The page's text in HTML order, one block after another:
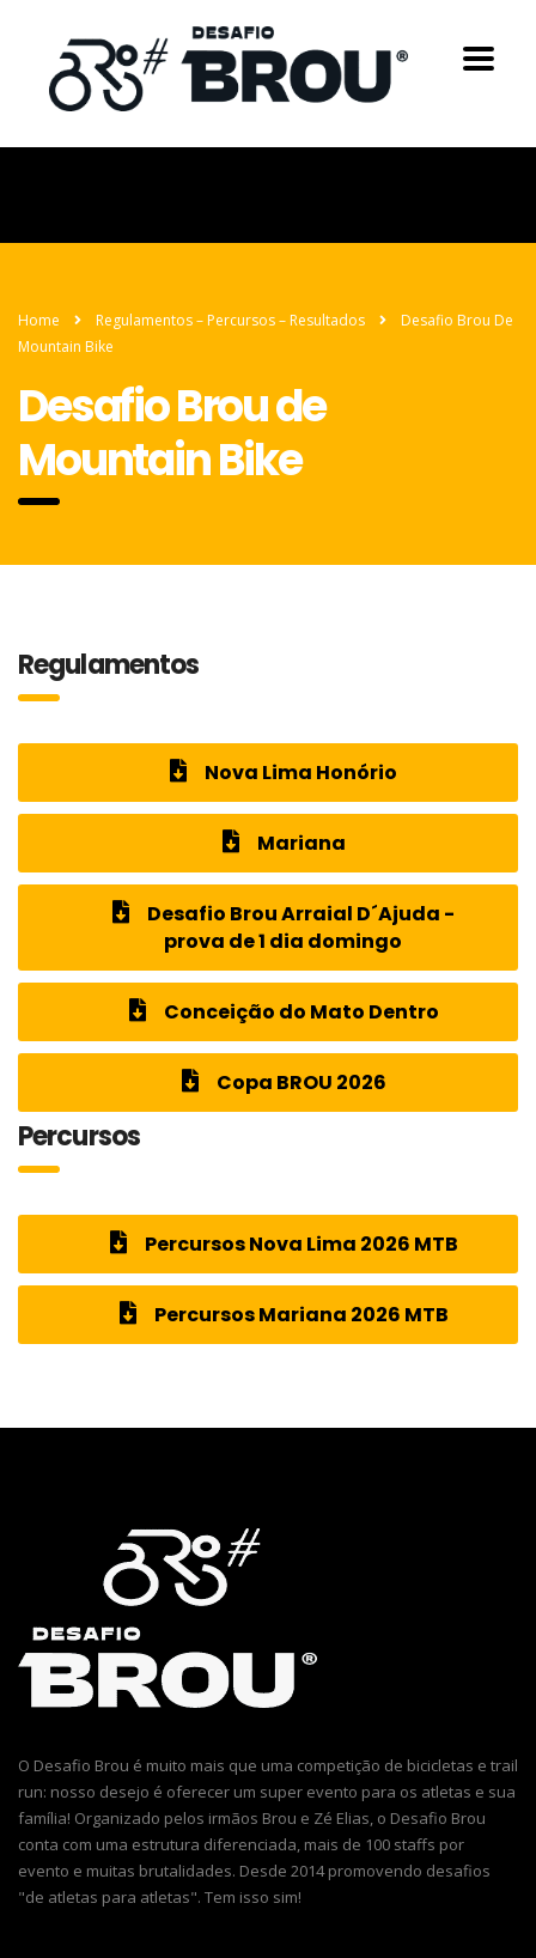
Home Regulamentos – Percursos – Resultados
Desafio Brou De
Mountain Bike
Desafio Brou de
Mountain Bike
Regulamentos
Nova Lima Honório
Mariana
Desafio Brou Arraial D´Ajuda -
prova de 1 dia domingo
Conceição do Mato Dentro
Copa BROU 2026
Percursos
Percursos Nova Lima 2026 MTB
Percursos Mariana 2026 MTB
O Desafio Brou é muito mais que uma competição de bicicletas e trail
run: nosso desejo é oferecer um super evento para os atletas e sua
família! Organizado pelos irmãos Brou e Zé Elias, o Desafio Brou
conta com uma estrutura diferenciada, mais de 100 staffs por
evento e muitas brutalidades. Desde 2014 promovendo desafios
"de atletas para atletas". Tem isso sim!